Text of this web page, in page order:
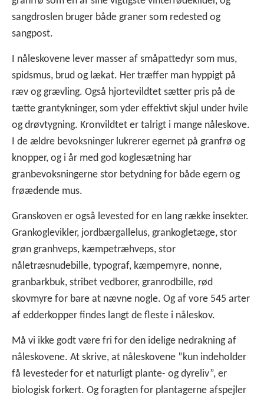
sangdroslen bruger både graner som redested og
sangpost.
I nåleskovene lever masser af småpattedyr som mus,
spidsmus, brud og lækat. Her træffer man hyppigt på
ræv og grævling. Også hjortevildtet sætter pris på de
tætte grantykninger, som yder effektivt skjul under hvile
og drøvtygning. Kronvildtet er talrigt i mange nåleskove.
I de ældre bevoksninger lukrerer egernet på granfrø og
knopper, og i år med god koglesætning har
granbevoksningerne stor betydning for både egern og
frøædende mus.
Granskoven er også levested for en lang række insekter.
Grankoglevikler, jordbærgallelus, grankogletæge, stor
grøn granhveps, kæmpetræhveps, stor
nåletræsnudebille, typograf, kæmpemyre, nonne,
granbarkbuk, stribet vedborer, granrodbille, rød
skovmyre for bare at nævne nogle. Og af vore 545 arter
af edderkopper findes langt de fleste i nåleskov.
Må vi ikke godt være fri for den idelige nedrakning af
nåleskovene. At skrive, at nåleskovene ”kun indeholder
få levesteder for et naturligt plante- og dyreliv”, er
biologisk forkert. Og foragten for plantagerne afspejler